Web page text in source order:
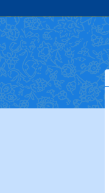
حدیث:امام علي (عليه السلام)